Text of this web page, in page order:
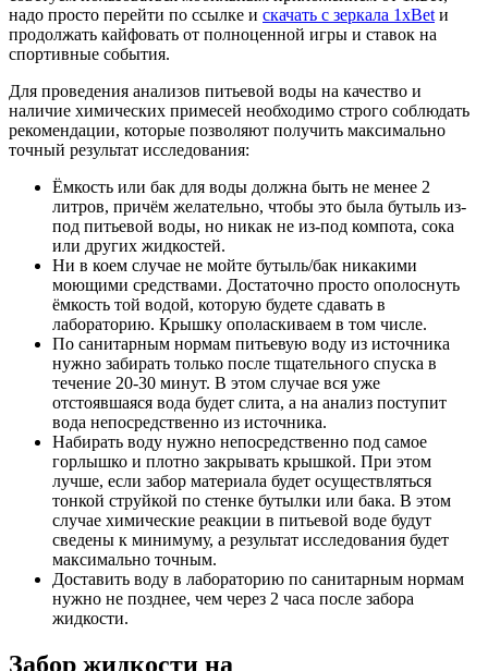
надо просто перейти по ссылке и скачать с зеркала 1xBet и
продолжать кайфовать от полноценной игры и ставок на
спортивные события.
Для проведения анализов питьевой воды на качество и
наличие химических примесей необходимо строго соблюдать
рекомендации, которые позволяют получить максимально
точный результат исследования:
Ёмкость или бак для воды должна быть не менее 2
литров, причём желательно, чтобы это была бутыль из-
под питьевой воды, но никак не из-под компота, сока
или других жидкостей.
Ни в коем случае не мойте бутыль/бак никакими
моющими средствами. Достаточно просто ополоснуть
ёмкость той водой, которую будете сдавать в
лабораторию. Крышку ополаскиваем в том числе.
По санитарным нормам питьевую воду из источника
нужно забирать только после тщательного спуска в
течение 20-30 минут. В этом случае вся уже
отстоявшаяся вода будет слита, а на анализ поступит
вода непосредственно из источника.
Набирать воду нужно непосредственно под самое
горлышко и плотно закрывать крышкой. При этом
лучше, если забор материала будет осуществляться
тонкой струйкой по стенке бутылки или бака. В этом
случае химические реакции в питьевой воде будут
сведены к минимуму, а результат исследования будет
максимально точным.
Доставить воду в лабораторию по санитарным нормам
нужно не позднее, чем через 2 часа после забора
жидкости.
Забор жидкости на